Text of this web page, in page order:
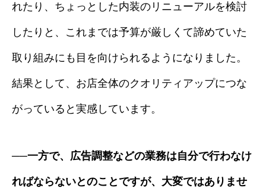
れたり、ちょっとした内装のリニューアルを検討
したりと、これまでは予算が厳しくて諦めていた
取り組みにも目を向けられるようになりました。
結果として、お店全体のクオリティアップにつな
がっていると実感しています。
──一方で、広告調整などの業務は自分で行わなけ
ればならないとのことですが、大変ではありませ